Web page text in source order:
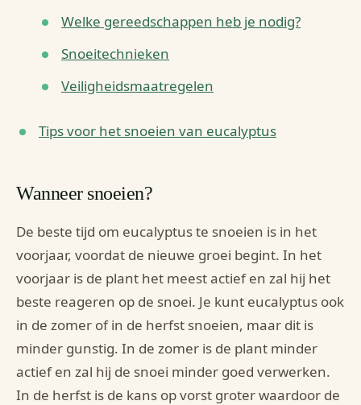
Welke gereedschappen heb je nodig?
Snoeitechnieken
Veiligheidsmaatregelen
Tips voor het snoeien van eucalyptus
Wanneer snoeien?
De beste tijd om eucalyptus te snoeien is in het
voorjaar, voordat de nieuwe groei begint. In het
voorjaar is de plant het meest actief en zal hij het
beste reageren op de snoei. Je kunt eucalyptus ook
in de zomer of in de herfst snoeien, maar dit is
minder gunstig. In de zomer is de plant minder
actief en zal hij de snoei minder goed verwerken.
In de herfst is de kans op vorst groter waardoor de